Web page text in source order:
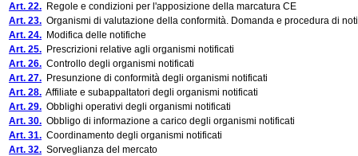
Art. 22. Regole e condizioni per l'apposizione della marcatura CE
Art. 23. Organismi di valutazione della conformità. Domanda e procedura di
Art. 24. Modifica delle notifiche
Art. 25. Prescrizioni relative agli organismi notificati
Art. 26. Controllo degli organismi notificati
Art. 27. Presunzione di conformità degli organismi notificati
Art. 28. Affiliate e subappaltatori degli organismi notificati
Art. 29. Obblighi operativi degli organismi notificati
Art. 30. Obbligo di informazione a carico degli organismi notificati
Art. 31. Coordinamento degli organismi notificati
Art. 32. Sorveglianza del mercato